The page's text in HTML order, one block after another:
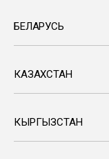
БЕЛАРУСЬ
КАЗАХСТАН
КЫРГЫЗСТАН